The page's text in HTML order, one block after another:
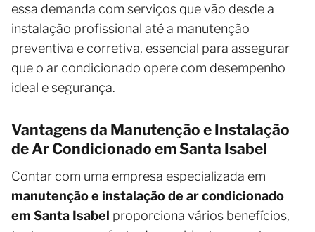
essa demanda com serviços que vão desde a
instalação profissional até a manutenção
preventiva e corretiva, essencial para assegurar
que o ar condicionado opere com desempenho
ideal e segurança.
Vantagens da Manutenção e Instalação
de Ar Condicionado em Santa Isabel
Contar com uma empresa especializada em
manutenção e instalação de ar condicionado
em Santa Isabel proporciona vários benefícios,